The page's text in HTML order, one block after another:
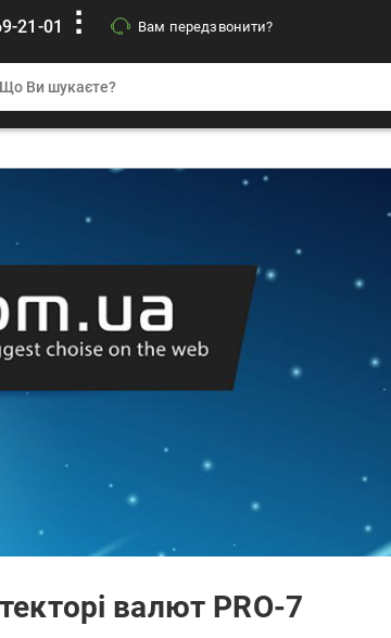
21-01 Вам передзвонити?
валют PRO-7